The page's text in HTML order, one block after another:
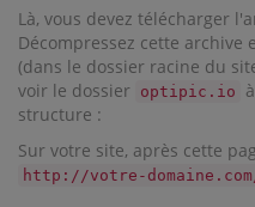
Là, vous devez télécharger
Décompressez cette archive
(dans le dossier racine du
voir le dossier optipic.io
structure :
Sur votre site, après cette
http://votre-